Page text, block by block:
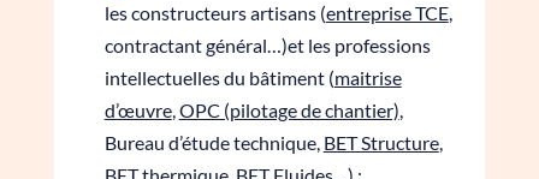
les constructeurs artisans (entreprise TCE,
contractant général…)et les professions
intellectuelles du bâtiment (maitrise
d’œuvre,OPC (pilotage de chantier),
Bureau d’étude technique, BET Structure,